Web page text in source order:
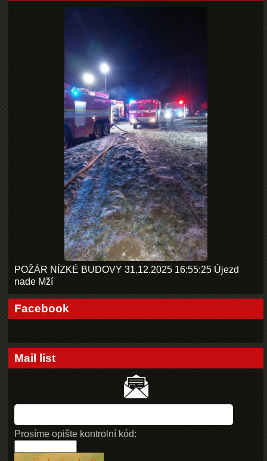
POŽÁR NÍZKÉ BUDOVY 31.12.2025 16:55:25 Újezd
nade Mží
Facebook
Mail list
Prosíme opište kontrolní kód: